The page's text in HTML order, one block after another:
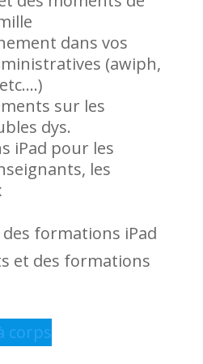
dans vos
(awiph,
sur les
dys.
iPad pour les
les
formations iPad
et des formations
corps